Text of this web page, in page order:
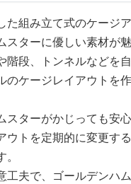
た組み立て式のケージ
スターに優しい素材が魅
階段、トンネルなどを
のケージレイアウトを作
スターがかじっても安
ウトを定期的に変更す
工夫で、ゴールデンハ